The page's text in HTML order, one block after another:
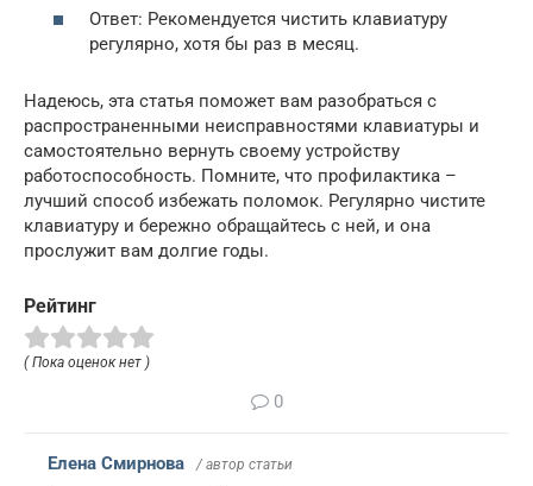
Ответ: Рекомендуется чистить клавиатуру
регулярно, хотя бы раз в месяц.
Надеюсь, эта статья поможет вам разобраться с
распространенными неисправностями клавиатуры и
самостоятельно вернуть своему устройству
работоспособность. Помните, что профилактика –
лучший способ избежать поломок. Регулярно чистите
клавиатуру и бережно обращайтесь с ней, и она
прослужит вам долгие годы.
Рейтинг
( Пока оценок нет )
0
Елена Смирнова / автор статьи